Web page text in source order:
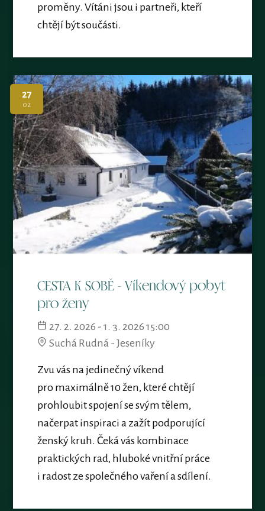
proměny. Vítáni jsou i partneři, kteří
chtějí být součásti.
27
02
CESTA K SOBĚ - Víkendový pobyt
pro ženy
27. 2. 2026 - 1. 3. 2026 15:00
Suchá Rudná - Jeseníky
Zvu vás na jedinečný víkend
pro maximálně 10 žen, které chtějí
prohloubit spojení se svým tělem,
načerpat inspiraci a zažít podporující
ženský kruh. Čeká vás kombinace
praktických rad, hluboké vnitřní práce
i radost ze společného vaření a sdílení.